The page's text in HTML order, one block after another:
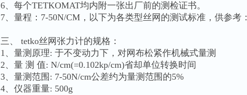
6、每个TETKOMAT均内附一张出厂前的测检证书。
7、量程：7-50N/CM，以下为各类型丝网的测试标准，供参考：
三、 tetko丝网张力计的规格：
1、量测原理: 于不变动力下，对网布松紧作机械式量测
2、量 测 值: N/cm(=0.102kp/cm)省却单位转换时间
3、量测范围: 7-50N/cm公差约为量测范围的5%
4、仪器重量: 500g